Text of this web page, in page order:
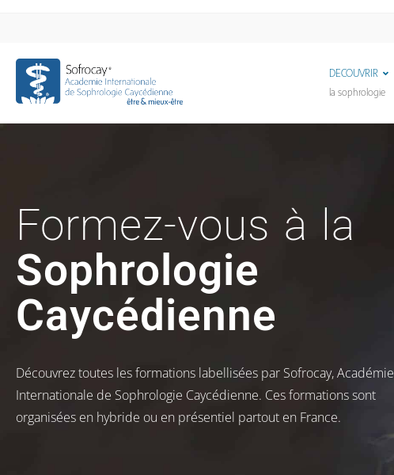
DECOUVRIR
la sophrologie
Formez-vous à la
Sophrologie
Caycédienne
Découvrez toutes les formations labellisées par Sofrocay, Académie
Internationale de Sophrologie Caycédienne. Ces formations sont
organisées en hybride ou en présentiel partout en France.